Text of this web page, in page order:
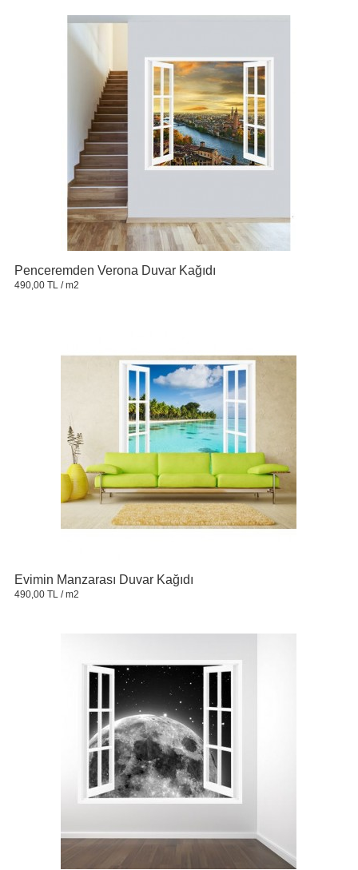
Penceremden Verona Duvar Kağıdı
490,00 TL / m2
Evimin Manzarası Duvar Kağıdı
490,00 TL / m2